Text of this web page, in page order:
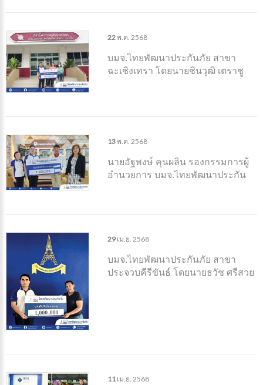
22พ.ค. 2568
บมจ.ไทยพัฒนาประกันภัย สาขา
ฉะเชิงเทรา โดยนายชินวุฒิ เตราชู
13พ.ค. 2568
นายอัฐพงษ์ คุนผลิน รองกรรมการผู้
อำนวยการ บมจ.ไทยพัฒนาประกัน
29 เม.ย. 2568
บมจ.ไทยพัฒนาประกันภัย สาขา
ประจวบคีรีขันธ์ โดยนายธวัช ศรีสวย
11 เม.ย. 2568